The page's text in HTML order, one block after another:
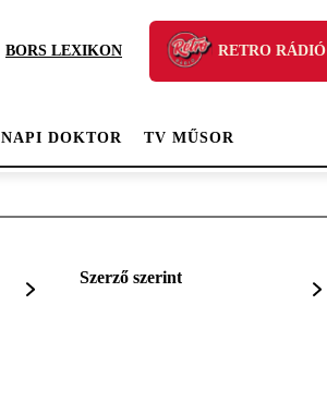
BORS LEXIKON RETRO RÁDIÓ
NAPI DOKTOR TV MŰSOR
Szerző szerint